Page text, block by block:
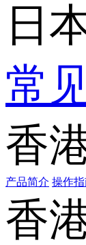
日
常
香
产品简介 操作
香